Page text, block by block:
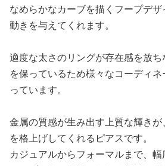
なめらかなカーブを描くフープデ
動きを与えてくれます。
適度な太さのリングが存在感を放
を保っているため様々なコーディ
っています。
金属の質感が生み出す上質な輝き
を格上げしてくれるピアスです。
カジュアルからフォーマルまで、